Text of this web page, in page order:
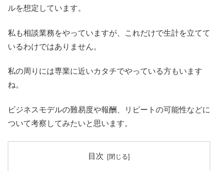
ルを想定しています。
私も相談業務をやっていますが、これだけで生計を立てて
いるわけではありません。
私の周りには専業に近いカタチでやっている方もいます
ね。
ビジネスモデルの難易度や報酬、リピートの可能性などに
ついて考察してみたいと思います。
目次